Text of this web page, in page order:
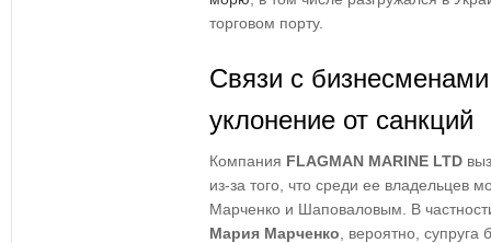
торговом порту.
Связи с
уклонение от санкций
Компания FLAGMAN MARINE LTD
из-за того, что среди ее владельцев
Марченко и Шаповаловым. В
Мария Марченко , вероятно,